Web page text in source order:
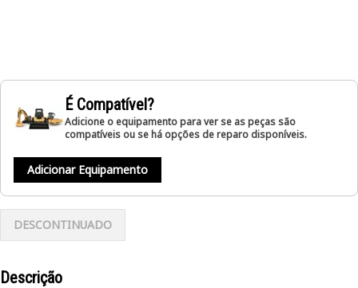
É Compatível?
Adicione o equipamento para ver se as peças são
compatíveis ou se há opções de reparo disponíveis.
Adicionar Equipamento
DESCONTINUADO
Descrição